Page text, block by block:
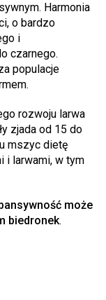
Harmonia
o bardzo
i
czarnego.
populacje
rozwoju larwa
zjada od 15 do
mszyc dietę
i larwami, w tym
może
biedronek.